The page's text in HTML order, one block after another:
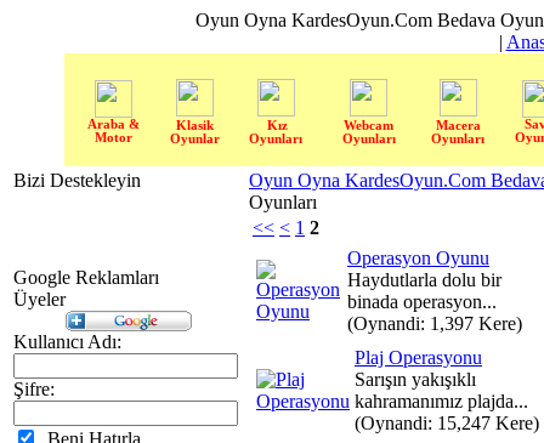
Oyun Oyna KardesOyun.Com Bedava
|
Araba &
Motor
Klasik
Oyunlar
Kız
Oyunları
Webcam
Oyunları
Macera
Oyunları
Bizi Destekleyin
Google Reklamları
Üyeler
Kullanıcı Adı:
Şifre:
Beni Hatırla
Oyun Oyna KardesOyun.Com
Oyunları
<< < 1 2
Operasyon Oyunu
Haydutlarla dolu bir
binada operasyon...
(Oynandi: 1,397 Kere)
Plaj Operasyonu
Sarışın yakışıklı
kahramanımız plajda...
(Oynandi: 15,247 Kere)